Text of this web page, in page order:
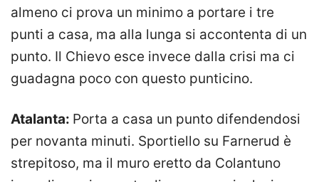
almeno ci prova un minimo a portare i tre
punti a casa, ma alla lunga si accontenta di un
punto. Il Chievo esce invece dalla crisi ma ci
guadagna poco con questo punticino.
Atalanta: Porta a casa un punto difendendosi
per novanta minuti. Sportiello su Farnerud è
strepitoso, ma il muro eretto da Colantuno